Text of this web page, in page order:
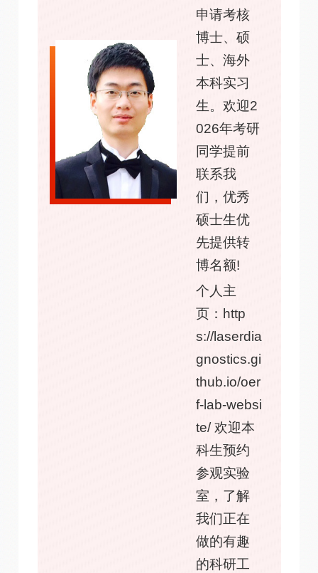
申请考核
博士、硕
士、海外
本科实习
生。欢迎2
026年考研
同学提前
联系我
们，优秀
硕士生优
先提供转
博名额!
个人主
页：http
s://laserdia
gnostics.gi
thub.io/oer
f-lab-websi
te/ 欢迎本
科生预约
参观实验
室，了解
我们正在
做的有趣
的科研工